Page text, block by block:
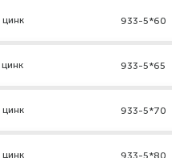
933-5*60
933-5*65
933-5*70
933-5*80